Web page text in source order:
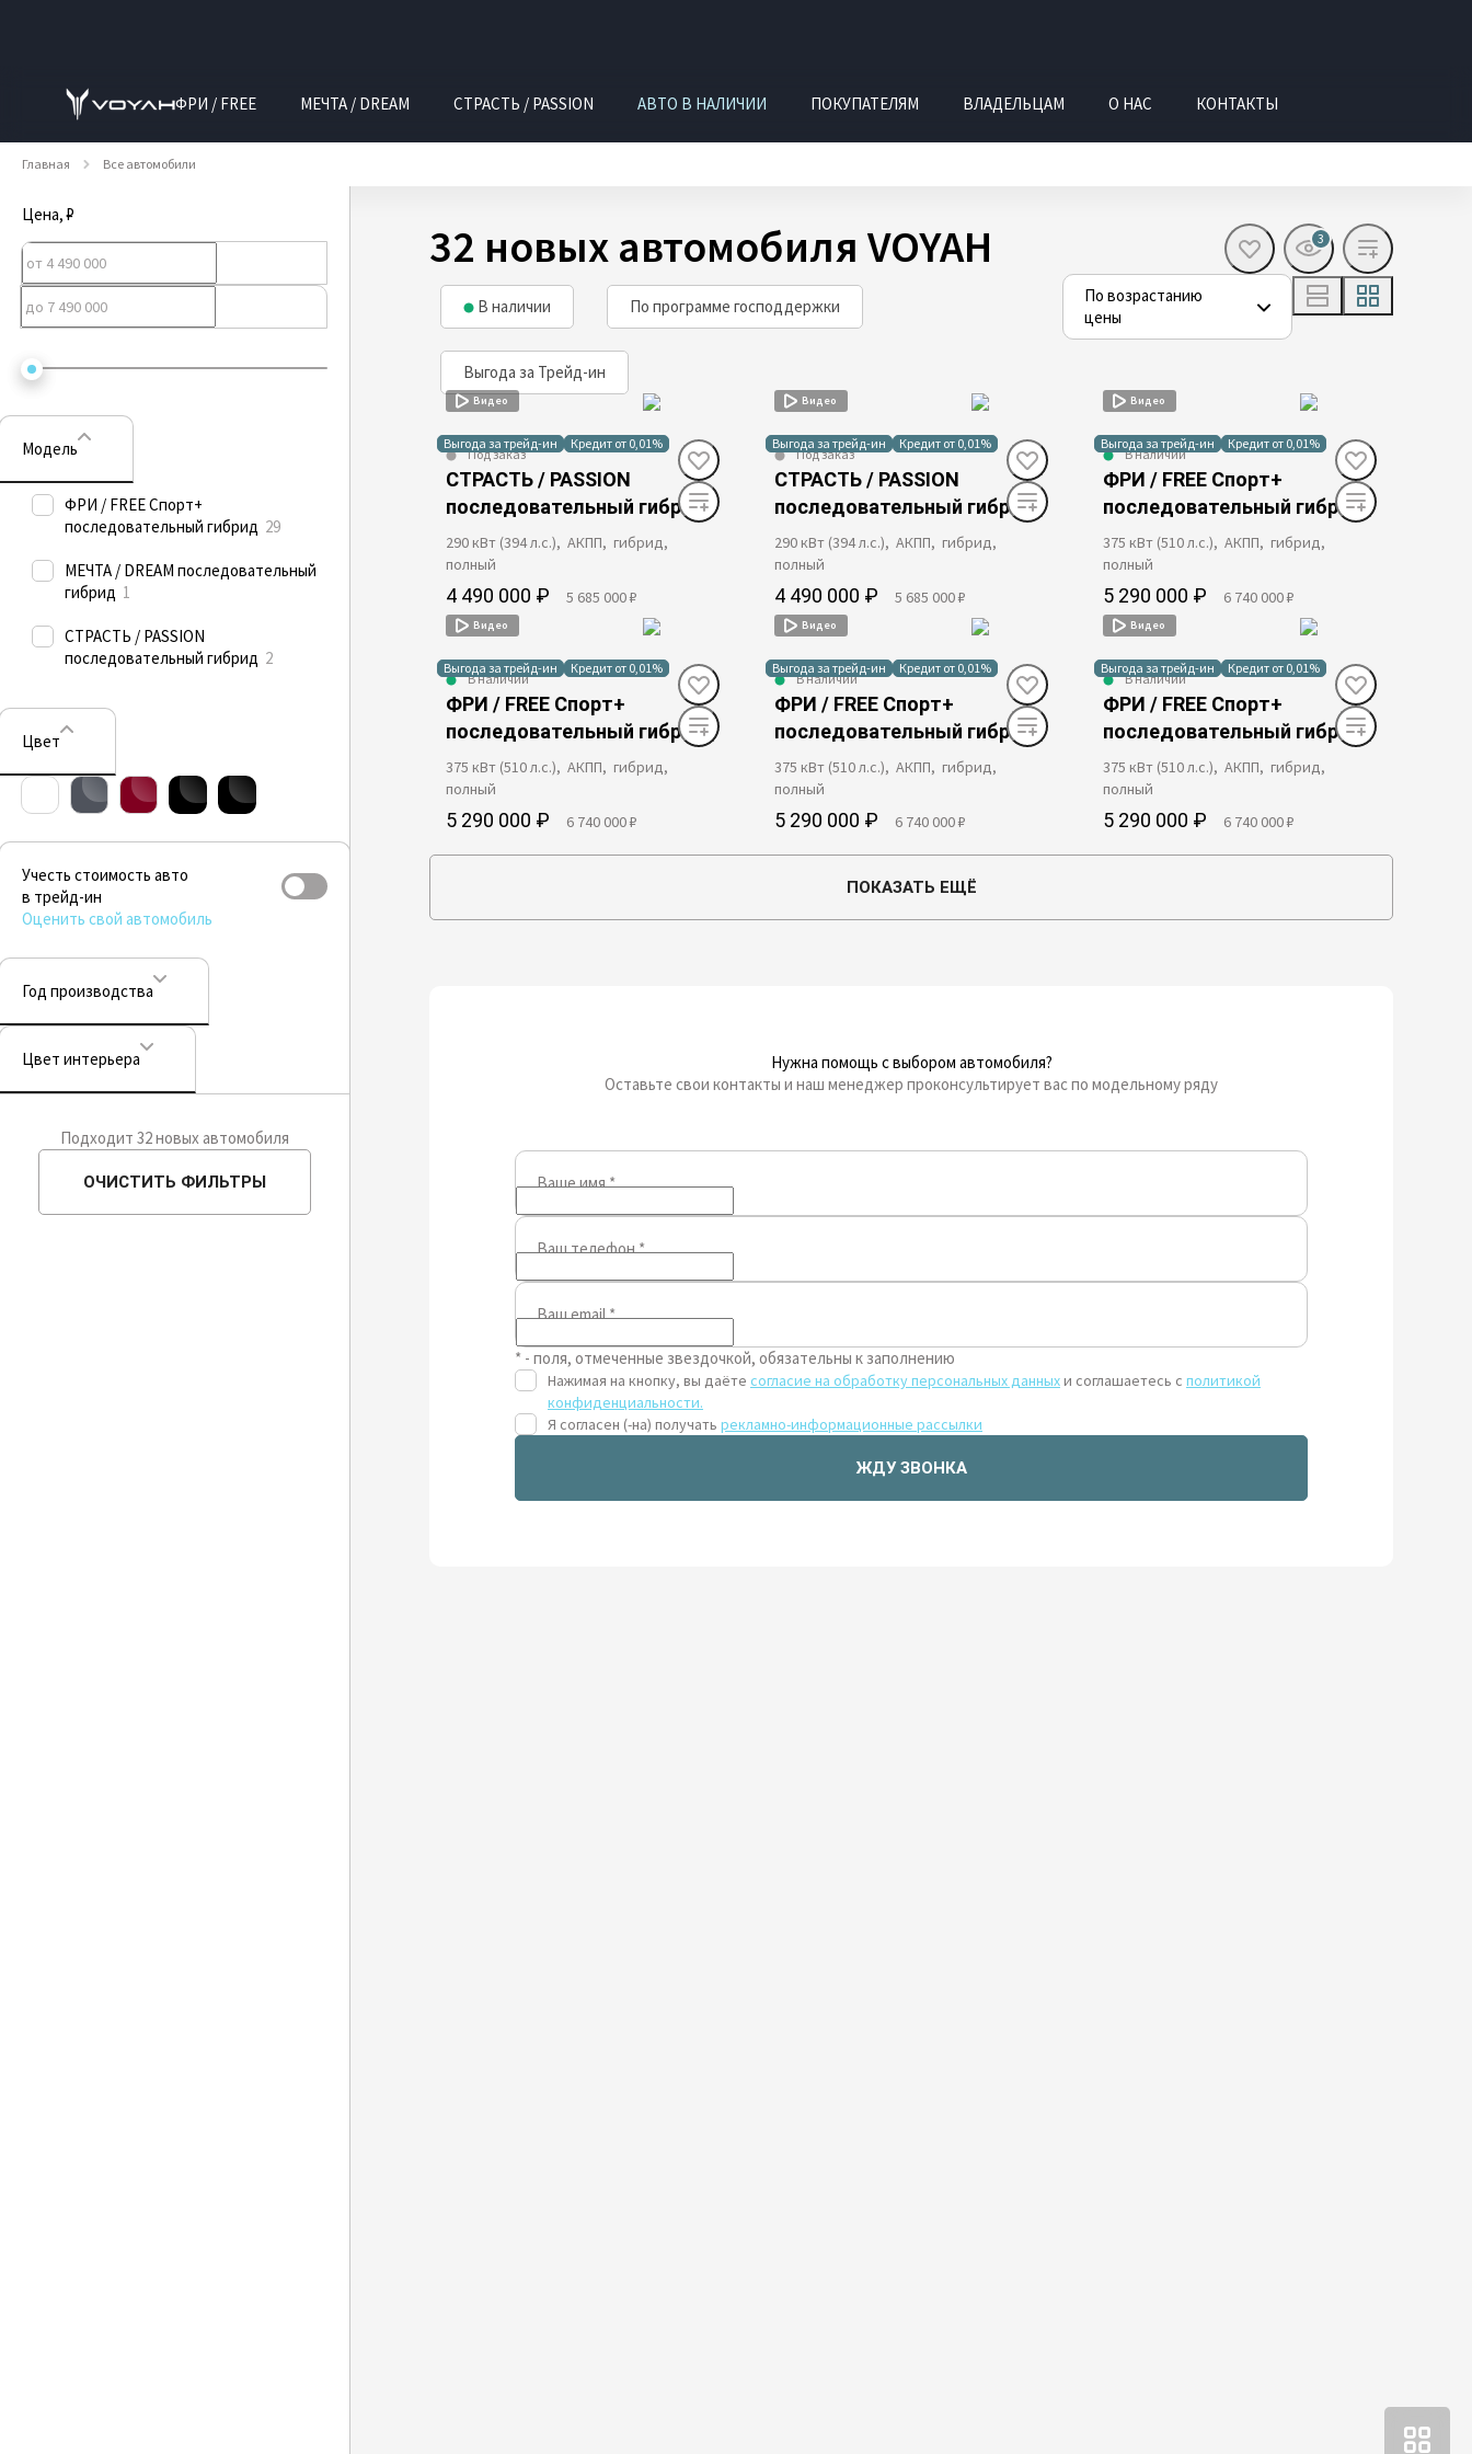
ФРИ / FREE МЕЧТА / DREAM СТРАСТЬ / PASSION АВТО В НАЛИЧИИ ПОКУПАТЕЛЯМ ВЛАДЕЛЬЦАМ О НАС КОНТАКТЫ
Главная Все автомобили
Цена, ₽
Модель
ФРИ / FREE Спорт+
последовательный гибрид 29
МЕЧТА / DREAM последовательный
гибрид 1
СТРАСТЬ / PASSION
последовательный гибрид 2
Цвет
Учесть стоимость авто
в трейд-ин
Оценить свой автомобиль
Год производства
Цвет интерьера
Подходит 32 новых автомобиля
ОЧИСТИТЬ ФИЛЬТРЫ
32 новых автомобиля VOYAH 3
В наличии По программе господдержки
Выгода за Трейд-ин
По возрастанию
цены
Выгода за трейд-ин Кредит от 0,01%
Видео
Под заказ
СТРАСТЬ / PASSION
последовательный гибрид
290 кВт (394 л.с.), АКПП, гибрид,
полный
4 490 000 ₽ 5 685 000 ₽
Выгода за трейд-ин Кредит от 0,01%
Видео
Под заказ
СТРАСТЬ / PASSION
последовательный гибрид
290 кВт (394 л.с.), АКПП, гибрид,
полный
4 490 000 ₽ 5 685 000 ₽
Выгода за трейд-ин Кредит от 0,01%
Видео
В наличии
ФРИ / FREE Спорт+
последовательный гибрид
375 кВт (510 л.с.), АКПП, гибрид,
полный
5 290 000 ₽ 6 740 000 ₽
Выгода за трейд-ин Кредит от 0,01%
Видео
В наличии
ФРИ / FREE Спорт+
последовательный гибрид
375 кВт (510 л.с.), АКПП, гибрид,
полный
5 290 000 ₽ 6 740 000 ₽
Выгода за трейд-ин Кредит от 0,01%
Видео
В наличии
ФРИ / FREE Спорт+
последовательный гибрид
375 кВт (510 л.с.), АКПП, гибрид,
полный
5 290 000 ₽ 6 740 000 ₽
Выгода за трейд-ин Кредит от 0,01%
Видео
В наличии
ФРИ / FREE Спорт+
последовательный гибрид
375 кВт (510 л.с.), АКПП, гибрид,
полный
5 290 000 ₽ 6 740 000 ₽
ПОКАЗАТЬ ЕЩЁ
Нужна помощь с выбором автомобиля?
Оставьте свои контакты и наш менеджер проконсультирует вас по модельному ряду
Ваше имя*
Ваш телефон*
Ваш email*
* - поля, отмеченные звездочкой, обязательны к заполнению
Нажимая на кнопку, вы даёте согласие на обработку персональных данныхи соглашаетесь с политикой
конфиденциальности.
Я согласен (-на) получать рекламно-информационные рассылки
ЖДУ ЗВОНКА